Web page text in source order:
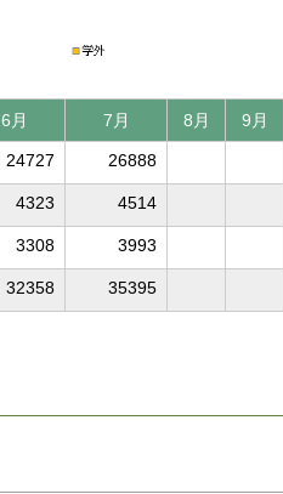
6月 7月 8月 9月
24727 26888
4323 4514
3308 3993
32358 35395